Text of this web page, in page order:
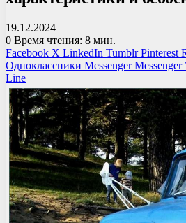
19.12.2024
0 Время чтения: 8 мин.
Facebook X LinkedIn Tumblr Pinterest
Одноклассники Messenger Messenger
Line